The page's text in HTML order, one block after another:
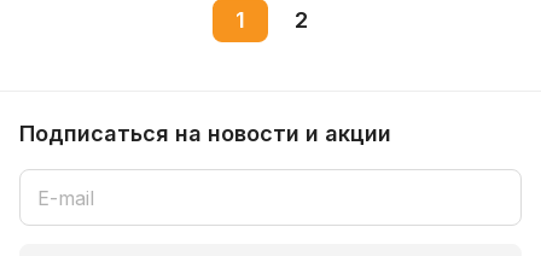
1 2
Подписаться на новости и акции